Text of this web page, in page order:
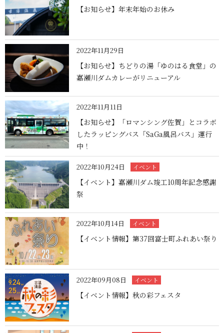
【お知らせ】年末年始のお休み
2022年11月29日
【お知らせ】ちどりの湯「ゆのはる食堂」の
嘉瀬川ダムカレーがリニューアル
2022年11月11日
【お知らせ】「ロマンシング佐賀」とコラボ
したラッピングバス「SaGa風呂バス」運行
中！
2022年10月24日 イベント
【イベント】嘉瀬川ダム竣工10周年記念感謝
祭
2022年10月14日 イベント
【イベント情報】第37回富士町ふれあい祭り
2022年09月08日 イベント
【イベント情報】秋の彩フェスタ